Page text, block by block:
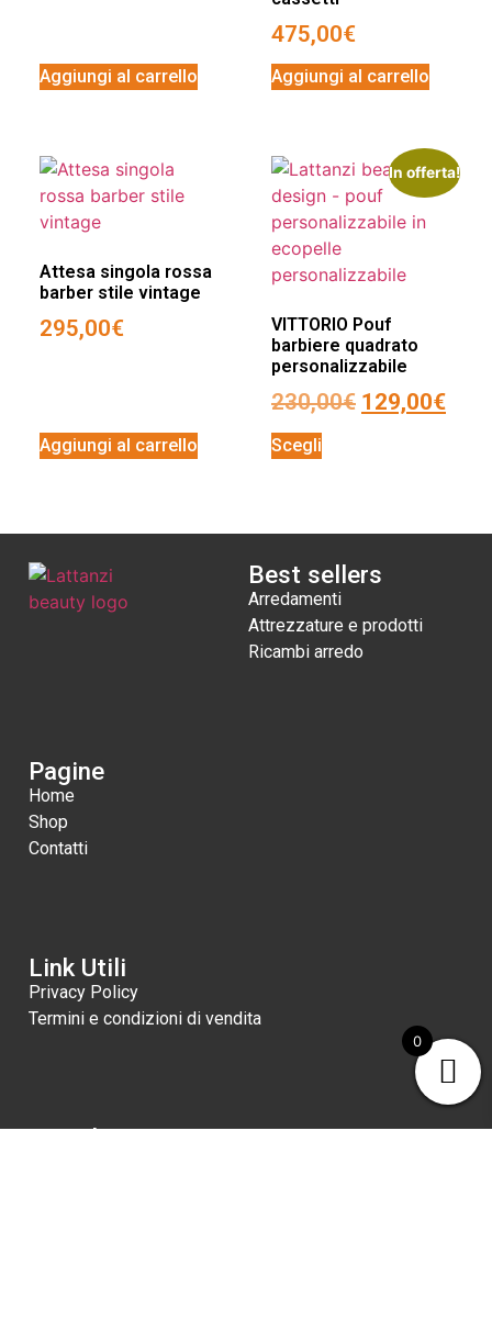
Aggiungi al carrello
475,00€
Aggiungi al carrello
Attesa singola rossa
barber stile vintage
295,00€
Aggiungi al carrello
In offerta!
VITTORIO Pouf
barbiere quadrato
personalizzabile
230,00€ 129,00€
Scegli
Best sellers
Arredamenti
Attrezzature e prodotti
Ricambi arredo
Pagine
Home
Shop
Contatti
Link Utili
Privacy Policy
Termini e condizioni di vendita
Newsletter
0